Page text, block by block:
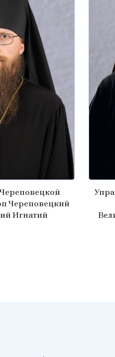
Череповецкий
Игнатий